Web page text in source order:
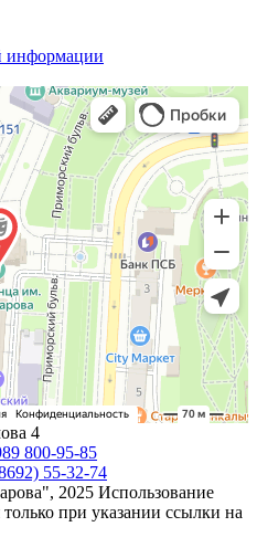
4
800-95-85
55-32-74
2025 Использование
только при указании ссылки на